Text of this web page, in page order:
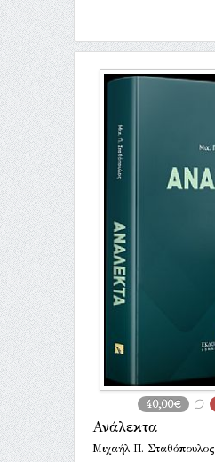
40,00€
Ανάλεκτα
Μιχαήλ Π. Σταθόπουλος